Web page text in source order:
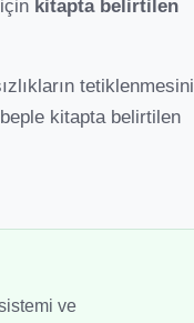
kitapta belirtilen
tetiklenmesini
kitapta belirtilen
ve